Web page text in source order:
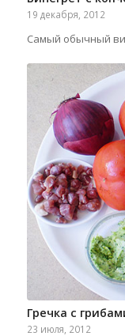
19 декабря, 2012
Самый обычный
Гречка с
23 июля, 2012